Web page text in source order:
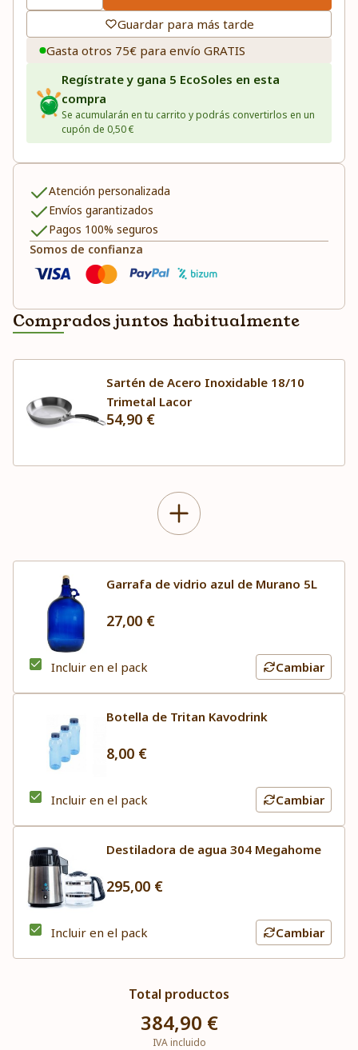
Guardar para más tarde
Gasta otros 75€ para envío GRATIS
Regístrate y gana 5 EcoSoles en esta
compra
Se acumularán en tu carrito y podrás convertirlos en un
cupón de 0,50 €
Atención personalizada
Envíos garantizados
Pagos 100% seguros
Somos de confianza
Comprados juntos habitualmente
Sartén de Acero Inoxidable 18/10
Trimetal Lacor
54,90 €
Garrafa de vidrio azul de Murano 5L
27,00 €
Incluir en el pack Cambiar
Botella de Tritan Kavodrink
8,00 €
Incluir en el pack Cambiar
Destiladora de agua 304 Megahome
295,00 €
Incluir en el pack Cambiar
Total productos
384,90 €
IVA incluido